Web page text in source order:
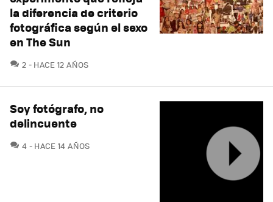
la diferencia de criterio
fotográfica según el sexo
en The Sun
2 COMENTARIOS
HACE 12 AÑOS
Soy fotógrafo, no
delincuente
4 COMENTARIOS
HACE 14 AÑOS